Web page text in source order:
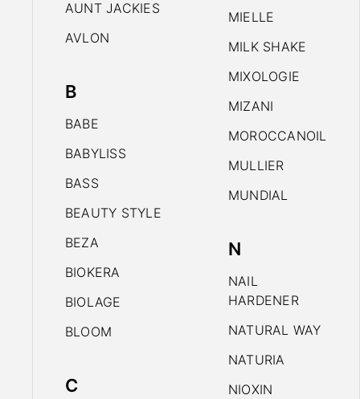
AUNT JACKIES
AVLON
B
BABE
BABYLISS
BASS
BEAUTY STYLE
BEZA
BIOKERA
BIOLAGE
BLOOM
C
MIELLE
MILK SHAKE
MIXOLOGIE
MIZANI
MOROCCANOIL
MULLIER
MUNDIAL
N
NAIL
HARDENER
NATURAL WAY
NATURIA
NIOXIN